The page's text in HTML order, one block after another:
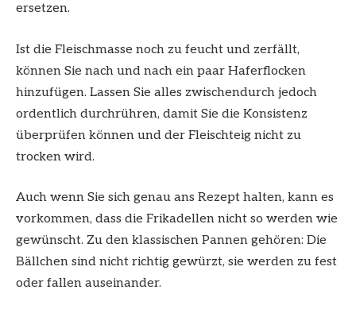
ersetzen.
Ist die Fleischmasse noch zu feucht und zerfällt,
können Sie nach und nach ein paar Haferflocken
hinzufügen. Lassen Sie alles zwischendurch jedoch
ordentlich durchrühren, damit Sie die Konsistenz
überprüfen können und der Fleischteig nicht zu
trocken wird.
Auch wenn Sie sich genau ans Rezept halten, kann es
vorkommen, dass die Frikadellen nicht so werden wie
gewünscht. Zu den klassischen Pannen gehören: Die
Bällchen sind nicht richtig gewürzt, sie werden zu fest
oder fallen auseinander.